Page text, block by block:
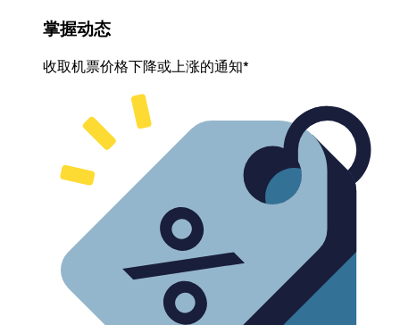
掌握动态
收取机票价格下降或上涨的通知*